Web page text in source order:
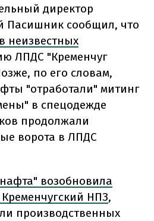
директор
Пасишник сообщил, что
неизвестных
ЛПДС "Кременчуг
по его словам,
"отработали" митинг
в спецодежде
продолжали
ворота в ЛПДС
возобновила
НПЗ,
производственных